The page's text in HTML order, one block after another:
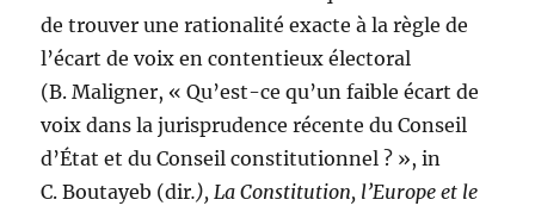
de trouver une rationalité exacte à la règle de
l’écart de voix en contentieux électoral
(B. Maligner, « Qu’est-ce qu’un faible écart de
voix dans la jurisprudence récente du Conseil
d’État et du Conseil constitutionnel ? », in
C. Boutayeb (dir.), La Constitution, l’Europe et le